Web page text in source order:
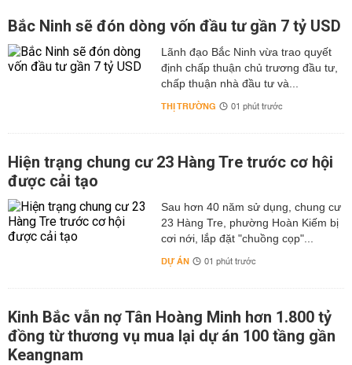
Bắc Ninh sẽ đón dòng vốn đầu tư gần 7 tỷ USD
Lãnh đạo Bắc Ninh vừa trao quyết
định chấp thuận chủ trương đầu tư,
chấp thuận nhà đầu tư và...
THỊ TRƯỜNG 01 phút trước
Hiện trạng chung cư 23 Hàng Tre trước cơ hội
được cải tạo
Sau hơn 40 năm sử dụng, chung cư
23 Hàng Tre, phường Hoàn Kiếm bị
cơi nới, lắp đặt "chuồng cọp"...
DỰ ÁN 01 phút trước
Kinh Bắc vẫn nợ Tân Hoàng Minh hơn 1.800 tỷ
đồng từ thương vụ mua lại dự án 100 tầng gần
Keangnam